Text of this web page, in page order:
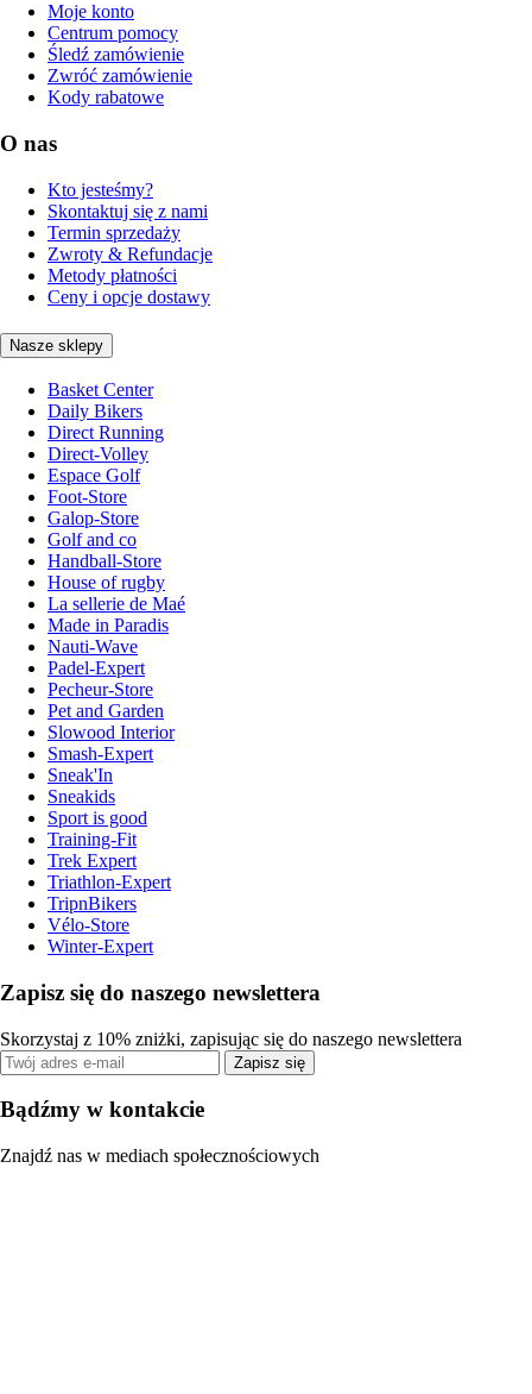
Moje konto
Centrum pomocy
Śledź zamówienie
Zwróć zamówienie
Kody rabatowe
O nas
Kto jesteśmy?
Skontaktuj się z nami
Termin sprzedaży
Zwroty & Refundacje
Metody płatności
Ceny i opcje dostawy
Nasze sklepy
Basket Center
Daily Bikers
Direct Running
Direct-Volley
Espace Golf
Foot-Store
Galop-Store
Golf and co
Handball-Store
House of rugby
La sellerie de Maé
Made in Paradis
Nauti-Wave
Padel-Expert
Pecheur-Store
Pet and Garden
Slowood Interior
Smash-Expert
Sneak'In
Sneakids
Sport is good
Training-Fit
Trek Expert
Triathlon-Expert
TripnBikers
Vélo-Store
Winter-Expert
Zapisz się do naszego newslettera
Skorzystaj z 10% zniżki, zapisując się do naszego newslettera
Zapisz się
Bądźmy w kontakcie
Znajdź nas w mediach społecznościowych